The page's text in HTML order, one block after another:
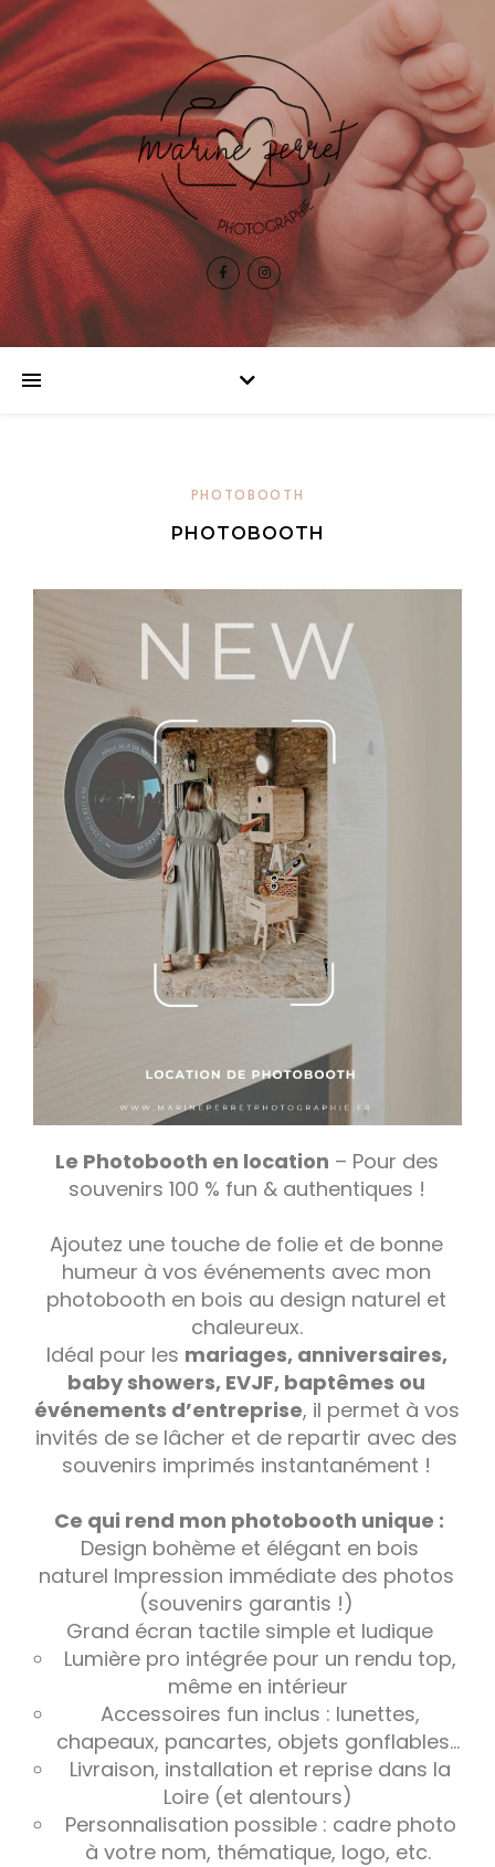
PHOTOBOOTH
PHOTOBOOTH
Le Photobooth en location – Pour des
souvenirs 100 % fun & authentiques !
Ajoutez une touche de folie et de bonne
humeur à vos événements avec mon
photobooth en bois au design naturel et
chaleureux.
Idéal pour les mariages, anniversaires,
baby showers, EVJF, baptêmes ou
événements d’entreprise, il permet à vos
invités de se lâcher et de repartir avec des
souvenirs imprimés instantanément !
Ce qui rend mon photobooth unique :
Design bohème et élégant en bois
naturel Impression immédiate des photos
(souvenirs garantis !)
Grand écran tactile simple et ludique
Lumière pro intégrée pour un rendu top,
même en intérieur
Accessoires fun inclus : lunettes,
chapeaux, pancartes, objets gonflables…
Livraison, installation et reprise dans la
Loire (et alentours)
Personnalisation possible : cadre photo
à votre nom, thématique, logo, etc.